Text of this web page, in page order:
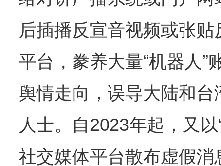
后插播反宣音视频或张
平台，豢养大量“机器人”
舆情走向，误导大陆和
人士。自2023年起，又
社交媒体平台散布虚假消